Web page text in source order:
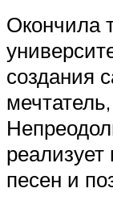
Окончила
создания
реализует
песен и